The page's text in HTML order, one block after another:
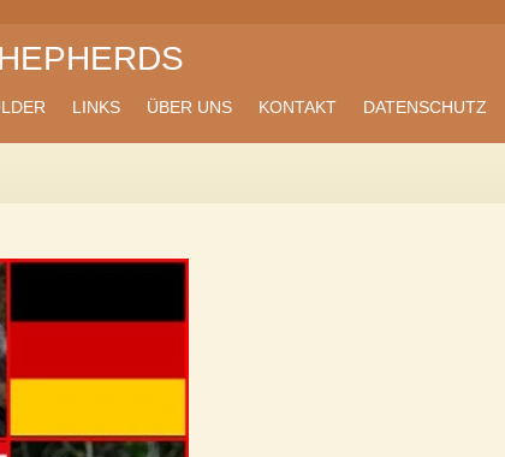
LINKS ÜBER UNS KONTAKT DATENSCHUTZ